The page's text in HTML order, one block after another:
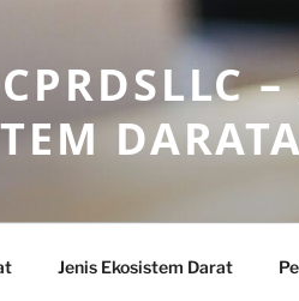
Jenis Ekosistem Darat